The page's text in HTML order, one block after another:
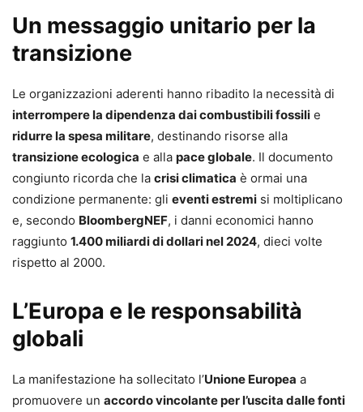
Un messaggio unitario per la
transizione
Le organizzazioni aderenti hanno ribadito la necessità di
interrompere la dipendenza dai combustibili fossili e
ridurre la spesa militare, destinando risorse alla
transizione ecologica e alla pace globale. Il documento
congiunto ricorda che la crisi climatica è ormai una
condizione permanente: gli eventi estremi si moltiplicano
e, secondo BloombergNEF, i danni economici hanno
raggiunto 1.400 miliardi di dollari nel 2024, dieci volte
rispetto al 2000.
L’Europa e le responsabilità
globali
La manifestazione ha sollecitato l’Unione Europea a
promuovere un accordo vincolante per l’uscita dalle fonti